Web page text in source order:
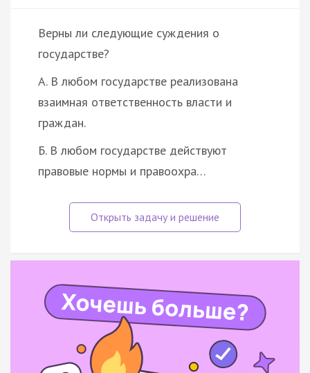
Верны ли следующие суждения о
государстве?
А. В любом государстве реализована
взаимная ответственность власти и
граждан.
Б. В любом государстве действуют
правовые нормы и правоохра…